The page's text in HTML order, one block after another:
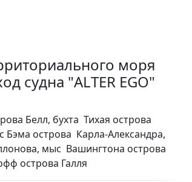
моря
судна "ALTER EGO"
Белл, бухта Тихая острова
острова Карла-Александра,
мыс Вашингтона острова
острова Галля